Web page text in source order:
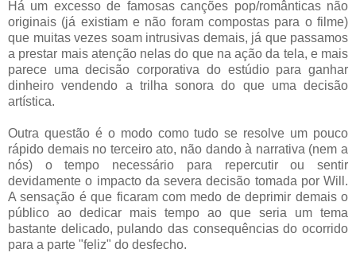
Há um excesso de famosas canções pop/românticas não
originais (já existiam e não foram compostas para o filme)
que muitas vezes soam intrusivas demais, já que passamos
a prestar mais atenção nelas do que na ação da tela, e mais
parece uma decisão corporativa do estúdio para ganhar
dinheiro vendendo a trilha sonora do que uma decisão
artística.
Outra questão é o modo como tudo se resolve um pouco
rápido demais no terceiro ato, não dando à narrativa (nem a
nós) o tempo necessário para repercutir ou sentir
devidamente o impacto da severa decisão tomada por Will.
A sensação é que ficaram com medo de deprimir demais o
público ao dedicar mais tempo ao que seria um tema
bastante delicado, pulando das consequências do ocorrido
para a parte "feliz" do desfecho.